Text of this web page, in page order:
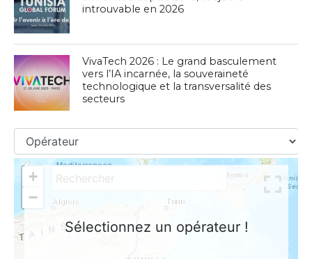
introuvable en 2026
VivaTech 2026 : Le grand basculement
vers l’IA incarnée, la souveraineté
technologique et la transversalité des
secteurs